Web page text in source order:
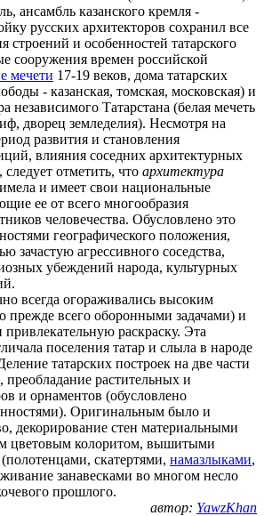
ансамбль казанского кремля -
русских архитекторов сохранил все
строений и особенностей татарского
сооружения времен российской
мечети 17-19 веков, дома татарских
- казанская, томская, московская) и
независимого Татарстана (белая мечеть
дворец земледелия). Несмотря на
развития и становления
влияния соседних архитектурных
отметить, что архитектура
и имеет свои национальные
ее от всего многообразия
человечества. Обусловлено это
географического положения,
зачастую агрессивного соседства,
убеждений народа, культурных
всегда огораживались высоким
прежде всего оборонными задачами) и
раскраску. Эта
поселения татар и слыла в народе
татарских построек на две части
растительных и
и орнаментов (обусловлено
Оригинальным было и
декорирование стен материальными
цветовым колоритом, вышитыми
скатертями, намазлыками,
занавесками во многом несло
прошлого.
автор: YawzKhan